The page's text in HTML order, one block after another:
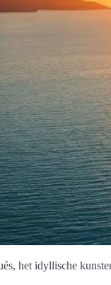
het idyllische